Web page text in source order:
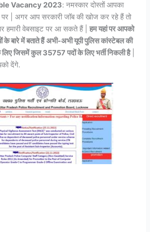
Vacancy 2023: नमस्कार दोस्तों आपका
पर | अगर आप सरकारी जॉब की खोज कर रहे हैं तो
हमारी वेबसाइट पर आ सकते हैं |हम यहां पर आपको
के बारे में बताते हैं अभी-अभी यूपी पुलिस कांस्टेबल की
जिसमें कुल 35757 पदों के लिए भर्ती निकली है|
देंगे.